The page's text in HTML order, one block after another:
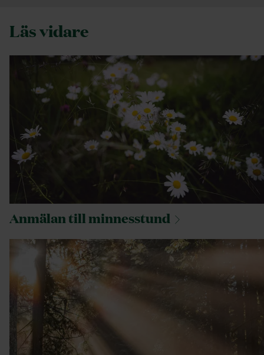
Läs vidare
Anmälan tillminnesstund